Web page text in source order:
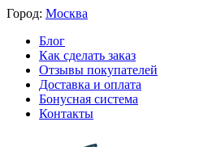
Город: Москва
Блог
Как сделать заказ
Отзывы покупателей
Доставка и оплата
Бонусная система
Контакты